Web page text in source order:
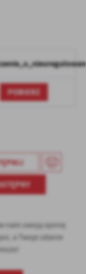
POBIERZ
nam swoją opinię
a Twoje zdanie